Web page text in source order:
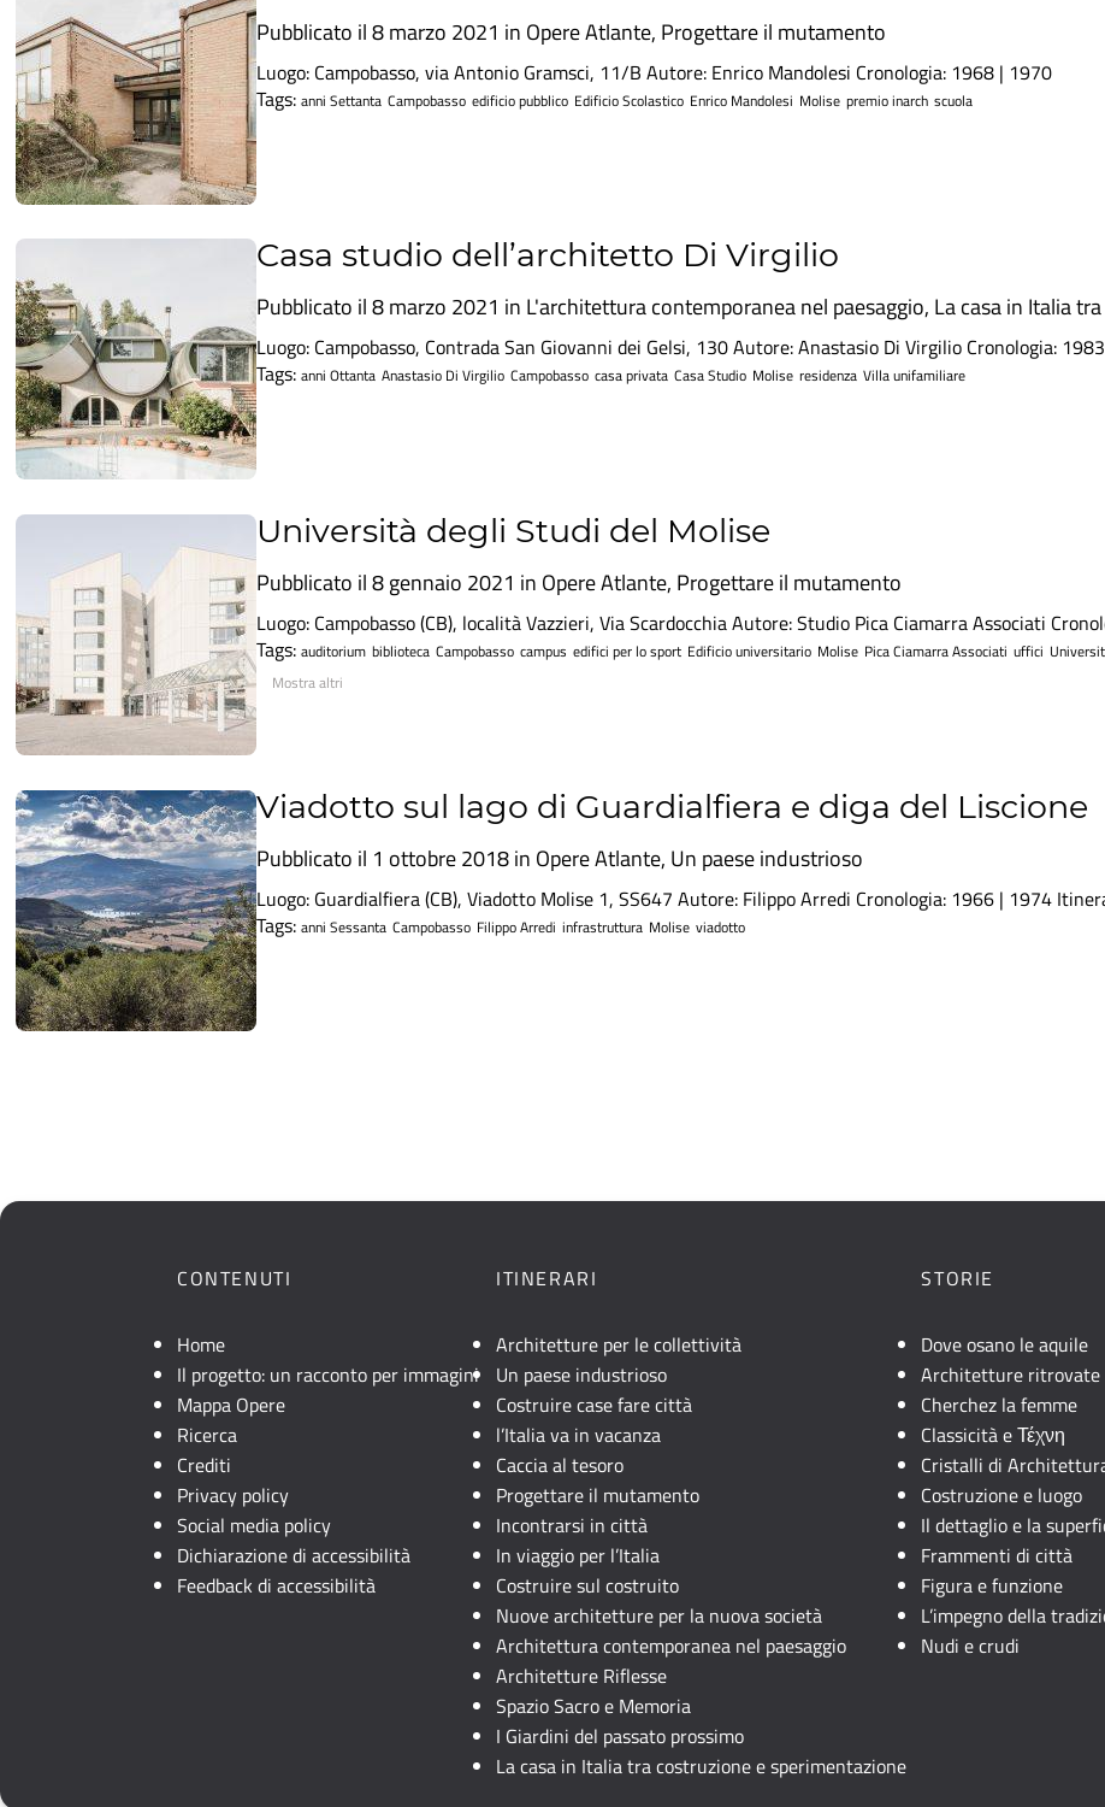
Pubblicato il 8 marzo 2021 in Opere Atlante, Progettare il mutamento
Luogo: Campobasso, via Antonio Gramsci, 11/B Autore: Enrico Mandolesi Cronologia: 1968 | 1970
Tags: anni Settanta Campobasso edificio pubblico Edificio Scolastico Enrico Mandolesi Molise premio inarch scuola
Casa studio dell’architetto Di Virgilio
Pubblicato il 8 marzo 2021 in L'architettura contemporanea nel paesaggio, La casa in Italia
Luogo: Campobasso, Contrada San Giovanni dei Gelsi, 130 Autore: Anastasio Di Virgilio Cronologia:
Tags: anni Ottanta Anastasio Di Virgilio Campobasso casa privata Casa Studio Molise residenza Villa unifamiliare
Università degli Studi del Molise
Pubblicato il 8 gennaio 2021 in Opere Atlante, Progettare il mutamento
Luogo: Campobasso (CB), località Vazzieri, Via Scardocchia Autore: Studio Pica Ciamarra Associati
Tags: auditorium biblioteca Campobasso campus edifici per lo sport Edificio universitario Molise Pica Ciamarra Associati uffici
Mostra altri
Viadotto sul lago di Guardialfiera e diga del Liscione
Pubblicato il 1 ottobre 2018 in Opere Atlante, Un paese industrioso
Luogo: Guardialfiera (CB), Viadotto Molise 1, SS647 Autore: Filippo Arredi Cronologia: 1966 | 1974
Tags: anni Sessanta Campobasso Filippo Arredi infrastruttura Molise viadotto
CONTENUTI
Home
Il progetto: un racconto per immagini
Mappa Opere
Ricerca
Crediti
Privacy policy
Social media policy
Dichiarazione di accessibilità
Feedback di accessibilità
ITINERARI
Architetture per le collettività
Un paese industrioso
Costruire case fare città
l’Italia va in vacanza
Caccia al tesoro
Progettare il mutamento
Incontrarsi in città
In viaggio per l’Italia
Costruire sul costruito
Nuove architetture per la nuova società
Architettura contemporanea nel paesaggio
Architetture Riflesse
Spazio Sacro e Memoria
I Giardini del passato prossimo
La casa in Italia tra costruzione e sperimentazione
STORIE
Dove osano le aquile
Architetture ritrovate
Cherchez la femme
Classicità e Τέχνη
Cristalli di
Costruzione e luogo
Il dettaglio e la
Frammenti di città
Figura e funzione
L’impegno della
Nudi e crudi